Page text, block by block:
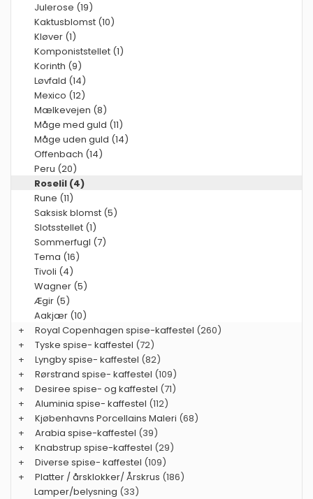
Julerose (19)
Kaktusblomst (10)
Kløver (1)
Komponiststellet (1)
Korinth (9)
Løvfald (14)
Mexico (12)
Mælkevejen (8)
Måge med guld (11)
Måge uden guld (14)
Offenbach (14)
Peru (20)
Roselil (4)
Rune (11)
Saksisk blomst (5)
Slotsstellet (1)
Sommerfugl (7)
Tema (16)
Tivoli (4)
Wagner (5)
Ægir (5)
Aakjær (10)
+
Royal Copenhagen spise-kaffestel (260)
+
Tyske spise- kaffestel (72)
+
Lyngby spise- kaffestel (82)
+
Rørstrand spise- kaffestel (109)
+
Desiree spise- og kaffestel (71)
+
Aluminia spise- kaffestel (112)
+
Kjøbenhavns Porcellains Maleri (68)
+
Arabia spise-kaffestel (39)
+
Knabstrup spise-kaffestel (29)
+
Diverse spise- kaffestel (109)
+
Platter / årsklokker/ Årskrus (186)
Lamper/belysning (33)